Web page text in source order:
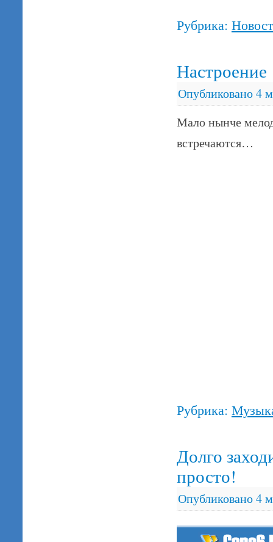
Рубрика:
Настроение
Опубликовано4
Мало нынче
встречаются…
Рубрика:
Долго
просто!
Опубликовано4